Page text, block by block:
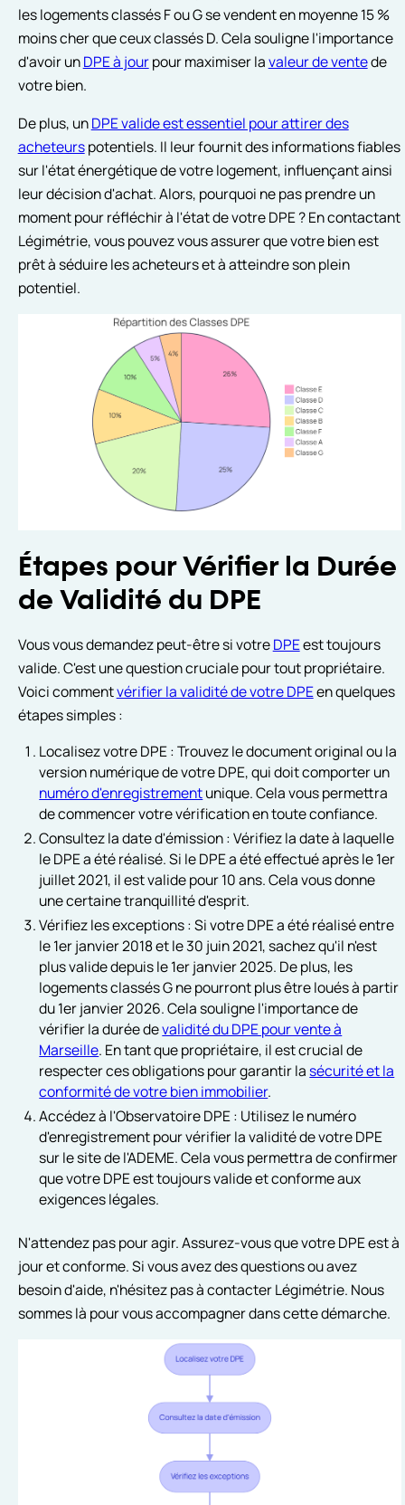
les logements classés F ou G se vendent en moyenne 15 %
moins cher que ceux classés D. Cela souligne l'importance
d'avoir unDPE à jourpour maximiser lavaleur de ventede
votre bien.
De plus, unDPE valide est essentiel pour attirer des
acheteurspotentiels. Il leur fournit des informations fiables
sur l'état énergétique de votre logement, influençant ainsi
leur décision d'achat. Alors, pourquoi ne pas prendre un
moment pour réfléchir à l'état de votre DPE ? En contactant
Légimétrie, vous pouvez vous assurer que votre bien est
prêt à séduire les acheteurs et à atteindre son plein
potentiel.
Étapes pour Vérifier la Durée
de Validité du DPE
Vous vous demandez peut-être si votreDPEest toujours
valide. C'est une question cruciale pour tout propriétaire.
Voici commentvérifier la validité de votre DPEen quelques
étapes simples :
Localisez votre DPE : Trouvez le document original ou la
version numérique de votre DPE, qui doit comporter un
numéro d'enregistrementunique. Cela vous permettra
de commencer votre vérification en toute confiance.
Consultez la date d'émission : Vérifiez la date à laquelle
le DPE a été réalisé. Si le DPE a été effectué après le 1er
juillet 2021, il est valide pour 10 ans. Cela vous donne
une certaine tranquillité d'esprit.
Vérifiez les exceptions : Si votre DPE a été réalisé entre
le 1er janvier 2018 et le 30 juin 2021, sachez qu'il n'est
plus valide depuis le 1er janvier 2025. De plus, les
logements classés G ne pourront plus être loués à partir
du 1er janvier 2026. Cela souligne l'importance de
vérifier la durée devalidité du DPE pour vente à
Marseille. En tant que propriétaire, il est crucial de
respecter ces obligations pour garantir lasécurité et la
conformité de votre bien immobilier.
Accédez à l'Observatoire DPE : Utilisez le numéro
d'enregistrement pour vérifier la validité de votre DPE
sur le site de l'ADEME. Cela vous permettra de confirmer
que votre DPE est toujours valide et conforme aux
exigences légales.
N'attendez pas pour agir. Assurez-vous que votre DPE est à
jour et conforme. Si vous avez des questions ou avez
besoin d'aide, n'hésitez pas à contacter Légimétrie. Nous
sommes là pour vous accompagner dans cette démarche.